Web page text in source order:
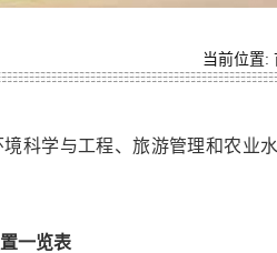
当前位置:
科学与工程、旅游管理和农业
一览表